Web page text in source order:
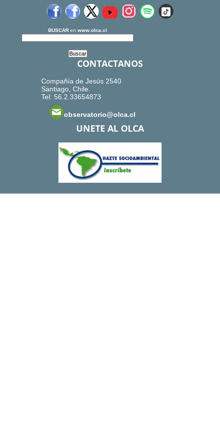
BUSCAR en www.olca.cl
CONTACTANOS
Compañía de Jesús 2540
Santiago, Chile.
Tel: 56.2.33654873
observatorio@olca.cl
UNETE AL OLCA